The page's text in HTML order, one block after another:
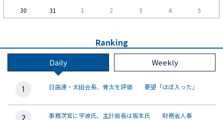
30
31 1 2 3 4 5
Ranking
Daily Weekly
日歯連・太田会長、骨太を評価 要望「ほぼ入った」
事務次官に宇波氏、主計局長は坂本氏 財務省人事